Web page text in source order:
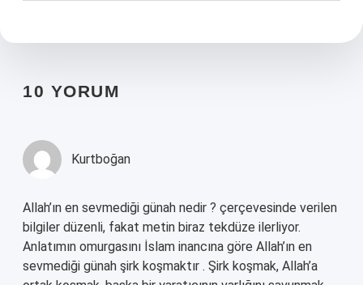
10 YORUM
Kurtboğan
Allah’ın en sevmediği günah nedir ? çerçevesinde verilen
bilgiler düzenli, fakat metin biraz tekdüze ilerliyor.
Anlatımın omurgasını İslam inancına göre Allah’ın en
sevmediği günah şirk koşmaktır . Şirk koşmak, Allah’a